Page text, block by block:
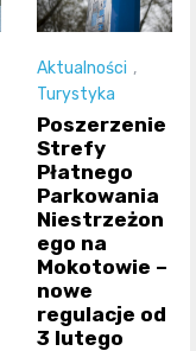
Aktualności ,
Turystyka
Poszerzenie
Strefy
Płatnego
Parkowania
Niestrzeżon
ego na
Mokotowie –
nowe
regulacje od
3 lutego